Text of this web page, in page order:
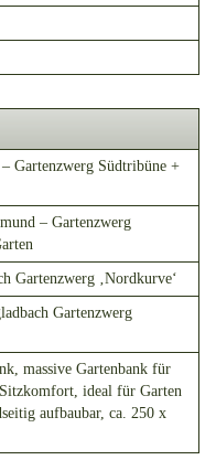
Gartenzwerg Südtribüne +
– Gartenzwerg
Gartenzwerg ‚Nordkurve‘
Gartenzwerg
massive Gartenbank für
ideal für Garten
aufbaubar, ca. 250 x